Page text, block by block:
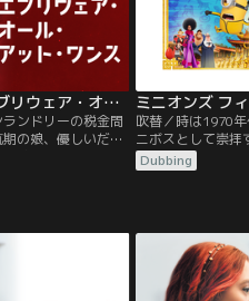
エブリシング・エブリウェア・オール・アット・ワンス／吹替
ンドリーの税金問
の娘、優しいだけ
盛りだくさんのト
。そんな中、夫に
悪の手先に襲われ
！
ミニオンズ フ
吹替／時は1970
ニボスとして崇拝
もと、日々悪事を
年グルーが何者か
を志願する。そ
受ける、険しき
Dubbing